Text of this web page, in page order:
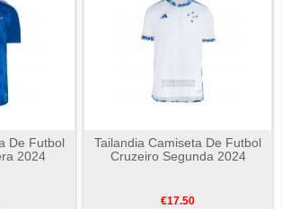
De Futbol
2024
Tailandia Camiseta De Futbol
Cruzeiro Segunda 2024
€17.50